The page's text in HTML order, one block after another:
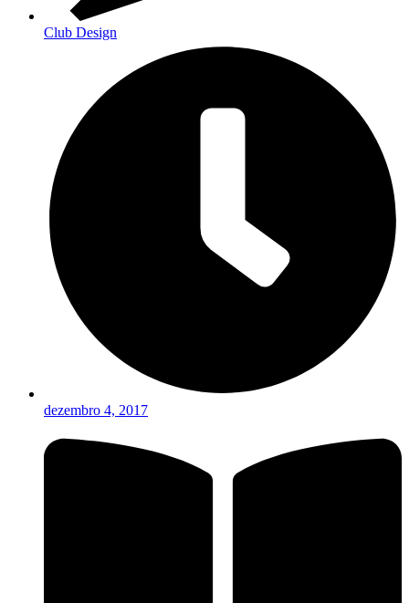
Club Design
dezembro 4, 2017